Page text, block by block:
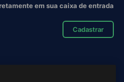
em sua caixa de entrada
Cadastrar